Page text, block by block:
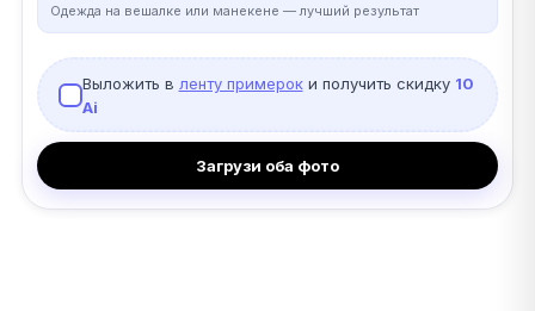
Одежда на вешалке или манекене — лучший результат
Выложить в ленту примероки получить скидку 10
Ai
Загрузи оба фото